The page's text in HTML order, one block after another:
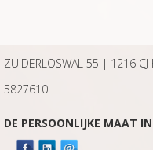
ZUIDERLOSWAL 55 | 1216 CJ
5827610
DE PERSOONLIJKE MAAT